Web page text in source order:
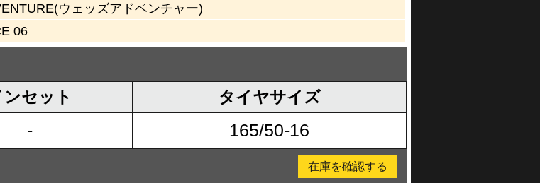
ウェッズアドベンチャー)
06
ンセット タイヤサイズ
- 165/50-16
在庫を確認する